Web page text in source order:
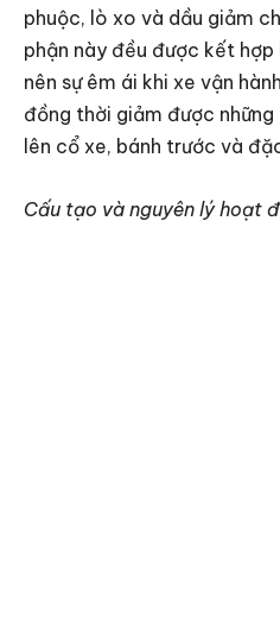
phuộc, lò xo và dầu giảm
phận này đều được kết
nên sự êm ái khi xe vận
đồng thời giảm được
lên cổ xe, bánh trước và
Cấu tạo và nguyên lý hoạt